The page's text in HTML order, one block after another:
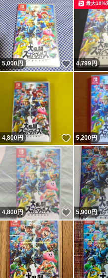
5,000円 いいね！
4,799円
最大10%
4,800円 いいね！
5,200円
4,800円 いいね！
5,900円